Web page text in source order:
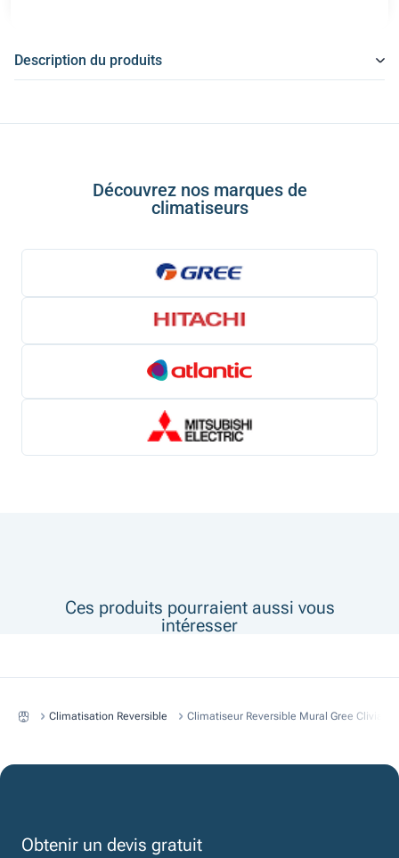
Description du produits
Découvrez nos marques de
climatiseurs
Ces produits pourraient aussi vous
intéresser
Climatisation Reversible Climatiseur Reversible Mural Gree Clivia 9
Obtenir un devis gratuit